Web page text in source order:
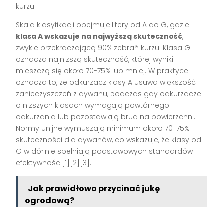
kurzu.
Skala klasyfikacji obejmuje litery od A do G, gdzie
klasa A wskazuje na najwyższą skuteczność,
zwykle przekraczającą 90% zebrań kurzu. Klasa G
oznacza najniższą skuteczność, której wyniki
mieszczą się około 70-75% lub mniej. W praktyce
oznacza to, że odkurzacz klasy A usuwa większość
zanieczyszczeń z dywanu, podczas gdy odkurzacze
o niższych klasach wymagają powtórnego
odkurzania lub pozostawiają brud na powierzchni.
Normy unijne wymuszają minimum około 70-75%
skuteczności dla dywanów, co wskazuje, że klasy od
G w dół nie spełniają podstawowych standardów
efektywności[1][2][3].
Jak prawidłowo przycinać jukę
ogrodową?